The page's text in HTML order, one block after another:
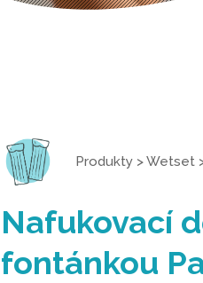
Produkty >Wetset
Nafukovací
fontánkou